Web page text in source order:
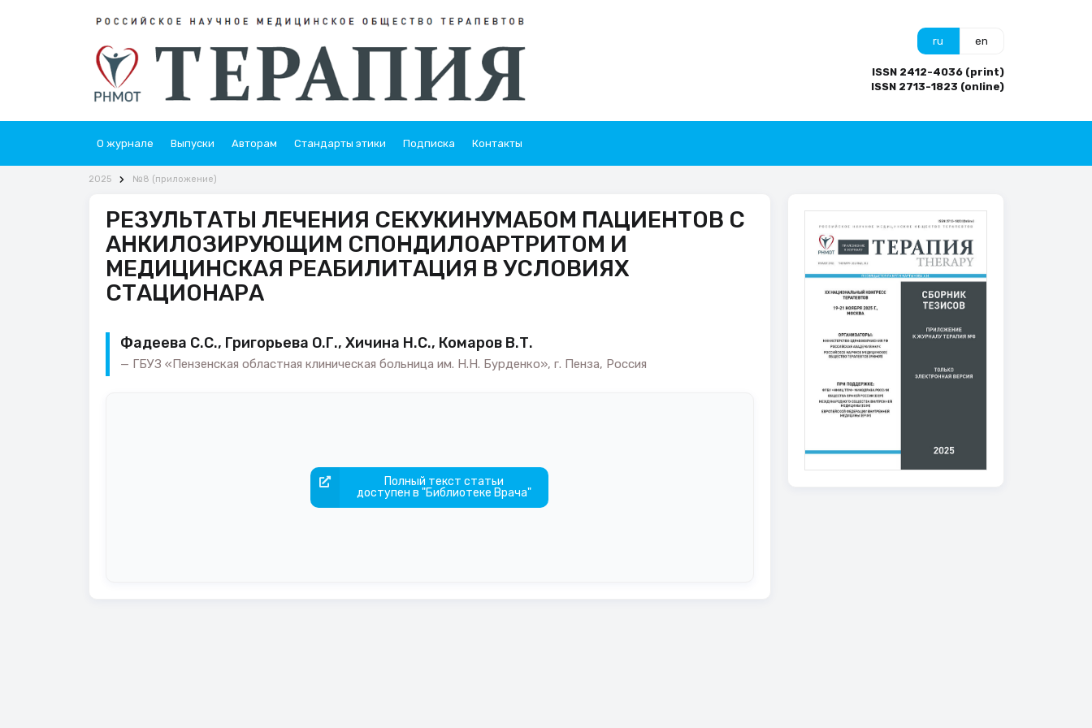
ru en
ISSN 2412-4036 (print)
ISSN 2713-1823 (online)
О журнале Выпуски Авторам Стандарты этики Подписка Контакты
2025 №8 (приложение)
РЕЗУЛЬТАТЫ ЛЕЧЕНИЯ СЕКУКИНУМАБОМ ПАЦИЕНТОВ С
АНКИЛОЗИРУЮЩИМ СПОНДИЛОАРТРИТОМ И
МЕДИЦИНСКАЯ РЕАБИЛИТАЦИЯ В УСЛОВИЯХ
СТАЦИОНАРА
Фадеева С.С., Григорьева О.Г., Хичина Н.С., Комаров В.Т.
ГБУЗ «Пензенская областная клиническая больница им. Н.Н. Бурденко», г. Пенза, Россия
Полный текст статьи
доступен в "Библиотеке Врача"